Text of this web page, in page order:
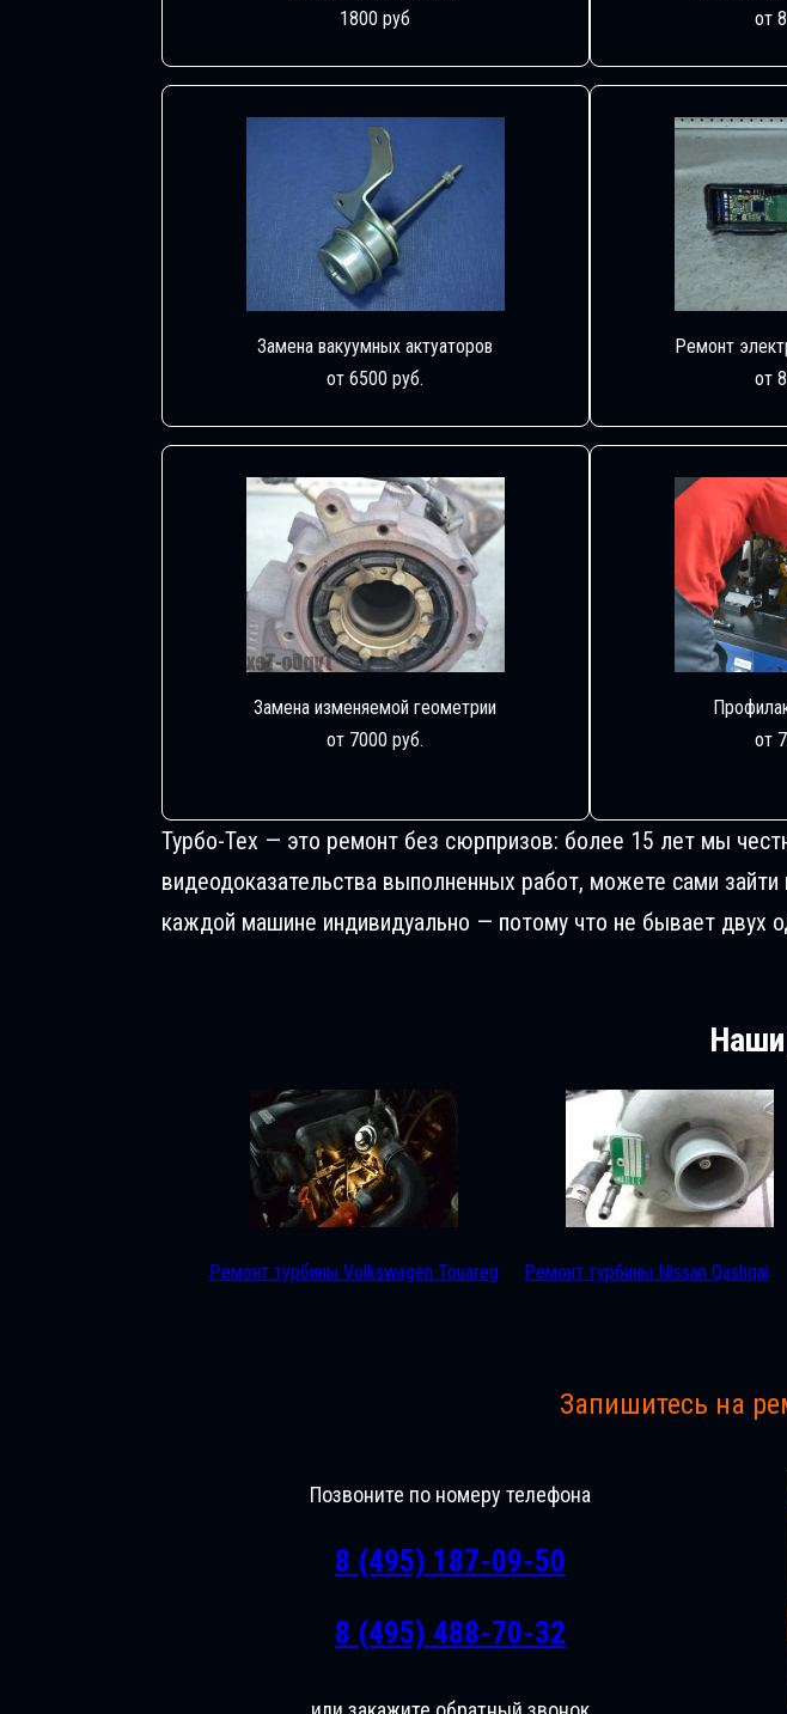
1800 руб
от
Замена вакуумных актуаторов
от 6500 руб.
Ремонт
от
Замена изменяемой геометрии
от 7000 руб.
от
Турбо-Тех — это ремонт без сюрпризов: более 15 лет мы
видеодоказательства выполненных работ, можете сами
каждой машине индивидуально — потому что не бывает двух
Ремонт турбины Volkswagen Touareg Ремонт турбины Nissan Qashqai
Запишитесь на
Позвоните по номеру телефона
8 (495) 187-09-50
8 (495) 488-70-32